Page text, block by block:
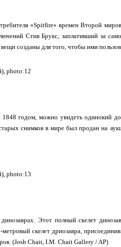
«Spitfire» времен Второй
Стив Брукс, заплативший за
созданы для того, чтобы ими
годом, можно увидеть одинокий
снимков в мире был продан на
Этот полный скелет
скелет дриозавра,
(Josh Chait, I.M. Chait Gallery / AP)